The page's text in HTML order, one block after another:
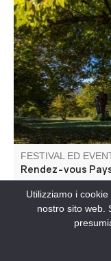
Patrimoine et
rencontre sur les
FESTIVAL ED
Rendez-vous
BRAUX-IT
Utilizziamo i
nostro sito web.